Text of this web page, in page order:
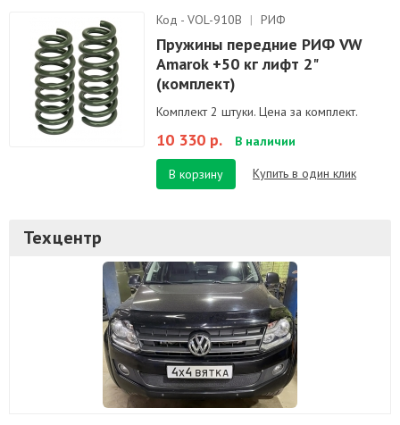
Код - VOL-910B | РИФ
Пружины передние РИФ VW
Amarok +50 кг лифт 2"
(комплект)
Комплект 2 штуки. Цена за комплект.
10 330 р. В наличии
В корзину Купить в один клик
Техцентр